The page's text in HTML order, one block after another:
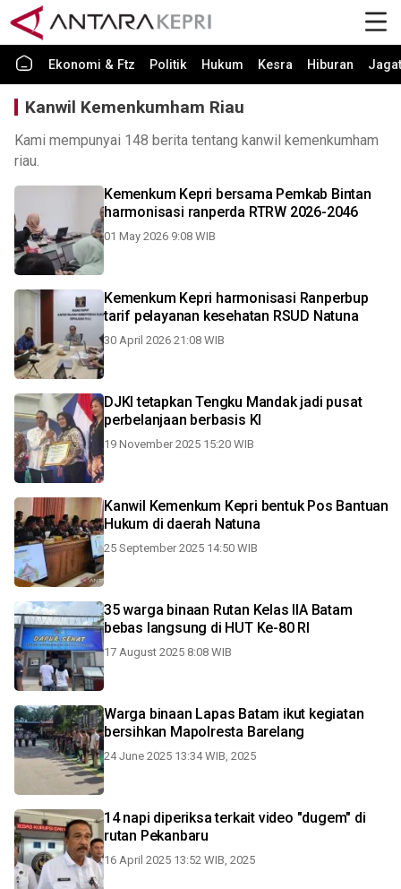
Ekonomi & Ftz Politik Hukum Kesra Hiburan Jagat
Kanwil Kemenkumham Riau
Kami mempunyai 148 berita tentang kanwil kemenkumham
riau.
Kemenkum Kepri bersama Pemkab Bintan
harmonisasi ranperda RTRW 2026-2046
01 May 2026 9:08 WIB
Kemenkum Kepri harmonisasi Ranperbup
tarif pelayanan kesehatan RSUD Natuna
30 April 2026 21:08 WIB
DJKI tetapkan Tengku Mandak jadi pusat
perbelanjaan berbasis KI
19 November 2025 15:20 WIB
Kanwil Kemenkum Kepri bentuk Pos Bantuan
Hukum di daerah Natuna
25 September 2025 14:50 WIB
35 warga binaan Rutan Kelas IIA Batam
bebas langsung di HUT Ke-80 RI
17 August 2025 8:08 WIB
Warga binaan Lapas Batam ikut kegiatan
bersihkan Mapolresta Barelang
24 June 2025 13:34 WIB, 2025
14 napi diperiksa terkait video "dugem" di
rutan Pekanbaru
16 April 2025 13:52 WIB, 2025